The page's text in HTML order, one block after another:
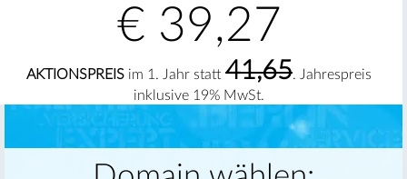
€ 39,27
AKTIONSPREIS im 1. Jahr statt 41,65. Jahrespreis
inklusive 19% MwSt.